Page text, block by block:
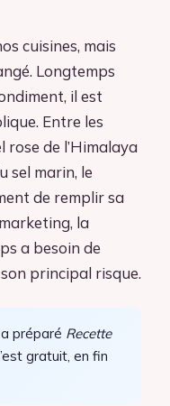
cuisines, mais
Longtemps
il est
Entre les
rose de l’Himalaya
sel marin, le
de remplir sa
la
a besoin de
son principal risque.
préparé Recette
gratuit, en fin